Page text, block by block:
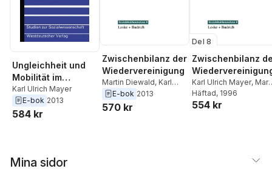
Ungleichheit und
Mobilität im
sozialen
Bewußtsein
Karl Ulrich Mayer
E-bok 2013
584 kr
Zwischenbilanz der
Wiedervereinigung
Martin Diewald, Karl
Ulrich Mayer
E-bok 2013
570 kr
Del 8
Zwischenbilanz
Karl Ulrich Mayer,
Diewald
Häftad, 1996
554 kr
Mina sidor